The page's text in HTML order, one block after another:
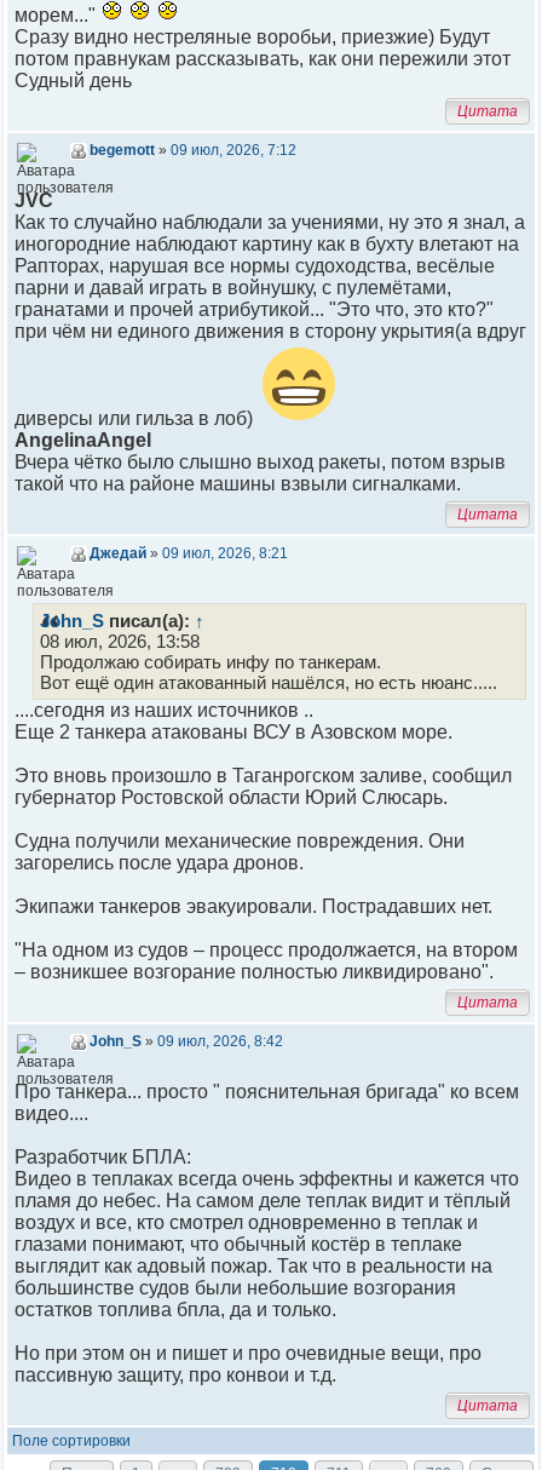
морем..."
Сразу видно нестреляные воробьи, приезжие) Будут
потом правнукам рассказывать, как они пережили этот
Судный день
Цитата
begemott » 09 июл, 2026, 7:12
JVC
Как то случайно наблюдали за учениями, ну это я знал, а
иногородние наблюдают картину как в бухту влетают на
Рапторах, нарушая все нормы судоходства, весёлые
парни и давай играть в войнушку, с пулемётами,
гранатами и прочей атрибутикой... "Это что, это кто?"
при чём ни единого движения в сторону укрытия(а вдруг
диверсы или гильза в лоб)
AngelinaAngel
Вчера чётко было слышно выход ракеты, потом взрыв
такой что на районе машины взвыли сигналками.
Цитата
Джедай » 09 июл, 2026, 8:21
John_S писал(а): ↑
08 июл, 2026, 13:58
Продолжаю собирать инфу по танкерам.
Вот ещё один атакованный нашёлся, но есть нюанс.....
....сегодня из наших источников ..
Еще 2 танкера атакованы ВСУ в Азовском море.
Это вновь произошло в Таганрогском заливе, сообщил
губернатор Ростовской области Юрий Слюсарь.
Судна получили механические повреждения. Они
загорелись после удара дронов.
Экипажи танкеров эвакуировали. Пострадавших нет.
"На одном из судов – процесс продолжается, на втором
– возникшее возгорание полностью ликвидировано".
Цитата
John_S » 09 июл, 2026, 8:42
Про танкера... просто " пояснительная бригада" ко всем
видео....
Разработчик БПЛА:
Видео в теплаках всегда очень эффектны и кажется что
пламя до небес. На самом деле теплак видит и тёплый
воздух и все, кто смотрел одновременно в теплак и
глазами понимают, что обычный костёр в теплаке
выглядит как адовый пожар. Так что в реальности на
большинстве судов были небольшие возгорания
остатков топлива бпла, да и только.
Но при этом он и пишет и про очевидные вещи, про
пассивную защиту, про конвои и т.д.
Цитата
Поле сортировки